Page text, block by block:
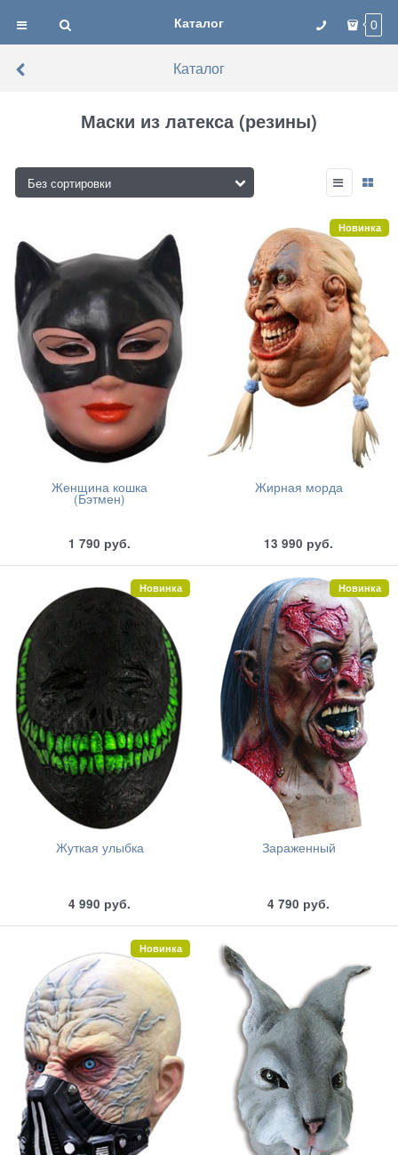
Каталог 0
Каталог
Маски из латекса (резины)
Женщина кошка
(Бэтмен)
1 790 руб.
Жирная морда
13 990 руб.
Новинка
Жуткая улыбка
4 990 руб.
Новинка
Зараженный
4 790 руб.
Новинка
Новинка